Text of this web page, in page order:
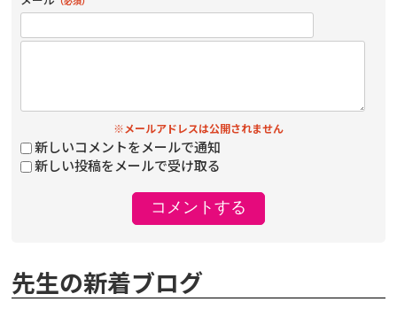
※メールアドレスは公開されません
新しいコメントをメールで通知
新しい投稿をメールで受け取る
先生の新着ブログ